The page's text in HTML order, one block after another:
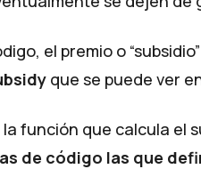
el premio o
que se puede ver
la función que calcula el
de código las que